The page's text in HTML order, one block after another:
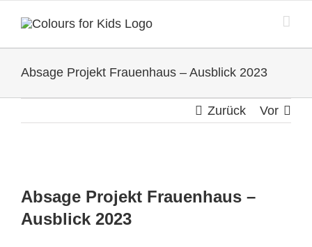
Inhalt
springen
Absage Projekt Frauenhaus – Ausblick 2023
Zurück Vor
grösseres
Bild
Absage Projekt Frauenhaus –
Ausblick 2023